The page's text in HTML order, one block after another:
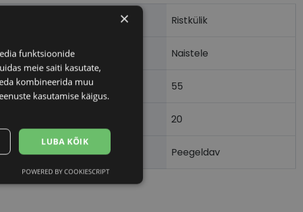
Ristkülik
Naistele
(mm) 55
20
Peegeldav
×
funktsioonide
meie saiti kasutate,
kombineerida muu
kasutamise käigus.
LUBA KÕIK
Eelistused
POWERED BY COOKIESCRIPT